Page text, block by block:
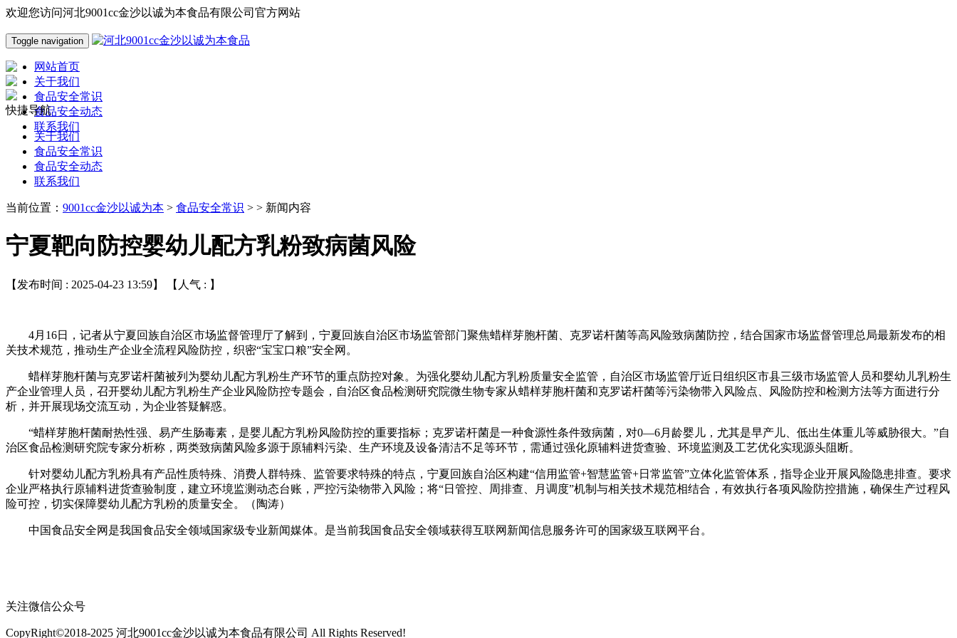
欢迎您访问河北9001cc金沙以诚为本食品有限公司官方网站
Toggle navigation
网站首页
关于我们
食品安全常识
食品安全动态
联系我们
快捷导航
关于我们
食品安全常识
食品安全动态
联系我们
当前位置： 9001cc金沙以诚为本 > 食品安全常识 > > 新闻内容
宁夏靶向防控婴幼儿配方乳粉致病菌风险
【发布时间 : 2025-04-23 13:59】 【人气 : 】
4月16日，记者从宁夏回族自治区市场监督管理厅了解到，宁夏回族自治区市场监管部门聚焦蜡样芽胞杆菌、克罗诺杆菌等高风险致病菌防控，结合国家市场监督管理总局最新发布的相
关技术规范，推动生产企业全流程风险防控，织密“宝宝口粮”安全网。
蜡样芽胞杆菌与克罗诺杆菌被列为婴幼儿配方乳粉生产环节的重点防控对象。为强化婴幼儿配方乳粉质量安全监管，自治区市场监管厅近日组织区市县三级市场监管人员和婴幼儿乳粉生
产企业管理人员，召开婴幼儿配方乳粉生产企业风险防控专题会，自治区食品检测研究院微生物专家从蜡样芽胞杆菌和克罗诺杆菌等污染物带入风险点、风险防控和检测方法等方面进行分
析，并开展现场交流互动，为企业答疑解惑。
“蜡样芽胞杆菌耐热性强、易产生肠毒素，是婴儿配方乳粉风险防控的重要指标；克罗诺杆菌是一种食源性条件致病菌，对0—6月龄婴儿，尤其是早产儿、低出生体重儿等威胁很大。”自
治区食品检测研究院专家分析称，两类致病菌风险多源于原辅料污染、生产环境及设备清洁不足等环节，需通过强化原辅料进货查验、环境监测及工艺优化实现源头阻断。
针对婴幼儿配方乳粉具有产品性质特殊、消费人群特殊、监管要求特殊的特点，宁夏回族自治区构建“信用监管+智慧监管+日常监管”立体化监管体系，指导企业开展风险隐患排查。要求
企业严格执行原辅料进货查验制度，建立环境监测动态台账，严控污染物带入风险；将“日管控、周排查、月调度”机制与相关技术规范相结合，有效执行各项风险防控措施，确保生产过程风
险可控，切实保障婴幼儿配方乳粉的质量安全。（陶涛）
中国食品安全网是我国食品安全领域国家级专业新闻媒体。是当前我国食品安全领域获得互联网新闻信息服务许可的国家级互联网平台。
关注微信公众号
CopyRight©2018-2025 河北9001cc金沙以诚为本食品有限公司 All Rights Reserved!